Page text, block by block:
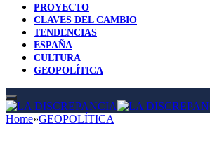
PROYECTO
CLAVES DEL CAMBIO
TENDENCIAS
ESPAÑA
CULTURA
GEOPOLÍTICA
Home»GEOPOLÍTICA